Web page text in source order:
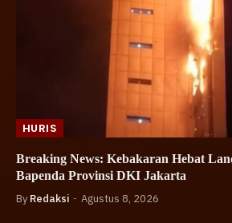
HURIS
Breaking News: Kebakaran Hebat
Bapenda Provinsi DKI Jakarta
By Redaksi Agustus 8, 2026